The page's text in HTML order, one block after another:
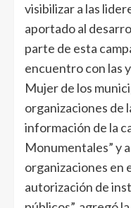
visibilizar a las
aportado al
parte de esta
encuentro con las
Mujer de los
organizaciones de
información de la
Monumentales” y
organizaciones en
autorización de